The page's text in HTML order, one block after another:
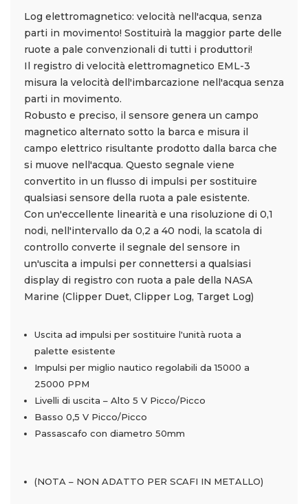
Log elettromagnetico: velocità nell'acqua, senza
parti in movimento! Sostituirà la maggior parte delle
ruote a pale convenzionali di tutti i produttori!
Il registro di velocità elettromagnetico EML-3
misura la velocità dell'imbarcazione nell'acqua senza
parti in movimento.
Robusto e preciso, il sensore genera un campo
magnetico alternato sotto la barca e misura il
campo elettrico risultante prodotto dalla barca che
si muove nell'acqua. Questo segnale viene
convertito in un flusso di impulsi per sostituire
qualsiasi sensore della ruota a pale esistente.
Con un'eccellente linearità e una risoluzione di 0,1
nodi, nell'intervallo da 0,2 a 40 nodi, la scatola di
controllo converte il segnale del sensore in
un'uscita a impulsi per connettersi a qualsiasi
display di registro con ruota a pale della NASA
Marine (Clipper Duet, Clipper Log, Target Log)
Uscita ad impulsi per sostituire l'unità ruota a
palette esistente
Impulsi per miglio nautico regolabili da 15000 a
25000 PPM
Livelli di uscita – Alto 5 V Picco/Picco
Basso 0,5 V Picco/Picco
Passascafo con diametro 50mm
(NOTA – NON ADATTO PER SCAFI IN METALLO)